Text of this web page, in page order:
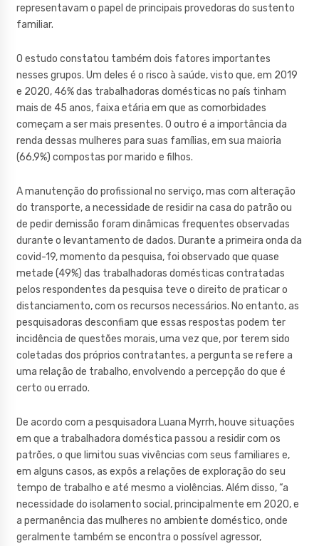
representavam o papel de principais provedoras do sustento
familiar.
O estudo constatou também dois fatores importantes
nesses grupos. Um deles é o risco à saúde, visto que, em 2019
e 2020, 46% das trabalhadoras domésticas no país tinham
mais de 45 anos, faixa etária em que as comorbidades
começam a ser mais presentes. O outro é a importância da
renda dessas mulheres para suas famílias, em sua maioria
(66,9%) compostas por marido e filhos.
A manutenção do profissional no serviço, mas com alteração
do transporte, a necessidade de residir na casa do patrão ou
de pedir demissão foram dinâmicas frequentes observadas
durante o levantamento de dados. Durante a primeira onda da
covid-19, momento da pesquisa, foi observado que quase
metade (49%) das trabalhadoras domésticas contratadas
pelos respondentes da pesquisa teve o direito de praticar o
distanciamento, com os recursos necessários. No entanto, as
pesquisadoras desconfiam que essas respostas podem ter
incidência de questões morais, uma vez que, por terem sido
coletadas dos próprios contratantes, a pergunta se refere a
uma relação de trabalho, envolvendo a percepção do que é
certo ou errado.
De acordo com a pesquisadora Luana Myrrh, houve situações
em que a trabalhadora doméstica passou a residir com os
patrões, o que limitou suas vivências com seus familiares e,
em alguns casos, as expôs a relações de exploração do seu
tempo de trabalho e até mesmo a violências. Além disso, “a
necessidade do isolamento social, principalmente em 2020, e
a permanência das mulheres no ambiente doméstico, onde
geralmente também se encontra o possível agressor,